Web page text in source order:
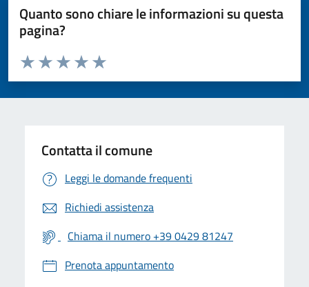
Quanto sono chiare le informazioni su questa
pagina?
Valuta da 1 a 5 stelle la pagina
Valuta 5 stelle su 5
Valuta 4 stelle su 5
Valuta 3 stelle su 5
Valuta 2 stelle su 5
Valuta 1 stelle su 5
Contatta il comune
Leggi le domande frequenti
Richiedi assistenza
Chiama il numero +39 0429 81247
Prenota appuntamento